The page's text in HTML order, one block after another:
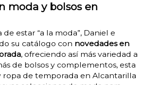
moda y bolsos en
de estar “a la moda”, Daniel e
su catálogo con novedades en
, ofreciendo así más variedad a
de bolsos y complementos, esta
ropa de temporada en Alcantarilla